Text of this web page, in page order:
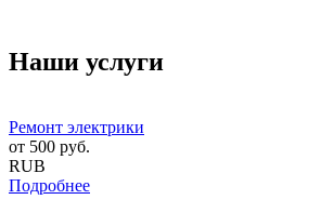
Наши услуги
Ремонт электрики
от 500 руб.
RUB
Подробнее